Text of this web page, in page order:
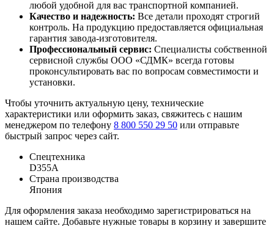
любой удобной для вас транспортной компанией.
Качество и надежность: Все детали проходят строгий
контроль. На продукцию предоставляется официальная
гарантия завода-изготовителя.
Профессиональный сервис: Специалисты собственной
сервисной службы ООО «СДМК» всегда готовы
проконсультировать вас по вопросам совместимости и
установки.
Чтобы уточнить актуальную цену, технические
характеристики или оформить заказ, свяжитесь с нашим
менеджером по телефону 8 800 550 29 50 или отправьте
быстрый запрос через сайт.
Спецтехника
D355A
Страна производства
Япония
Для оформления заказа необходимо зарегистрироваться на
нашем сайте. Добавьте нужные товары в корзину и завершите